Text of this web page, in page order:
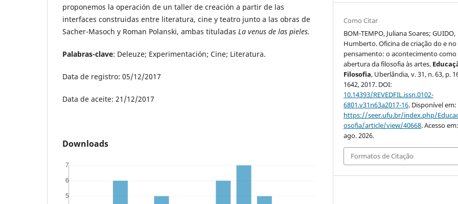
proponemos la operación de un taller de creación a partir de las
interfaces construidas entre literatura, cine y teatro junto a las obras de
Sacher-Masoch y Roman Polanski, ambas tituladas La venus de las pieles.
Palabras-clave: Deleuze; Experimentación; Cine; Literatura.
Data de registro: 05/12/2017
Data de aceite: 21/12/2017
Downloads
Como Citar
BOM-TEMPO, Juliana Soares; GUIDO,
Humberto. Oficina de criação do e no
pensamento: o acontecimento como
abertura da filosofia às artes.
Filosofia, Uberlândia, v. 31, n. 63, p.
1642, 2017. DOI:
10.14393/REVEDFIL.issn.0102-
6801.v31n63a2017-16. Disponível em:
https://seer.ufu.br/index.php/
osofia/article/view/40668. Acesso
ago. 2026.
Formatos de Citação